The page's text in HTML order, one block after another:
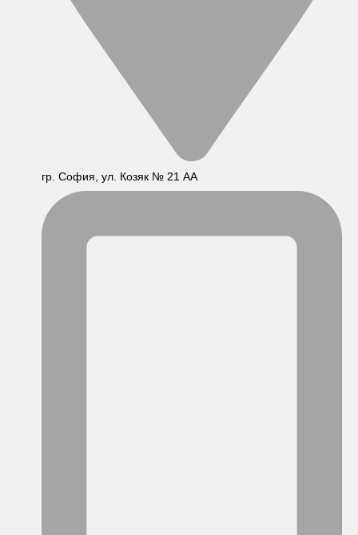
гр. София, ул. Козяк № 21 АА